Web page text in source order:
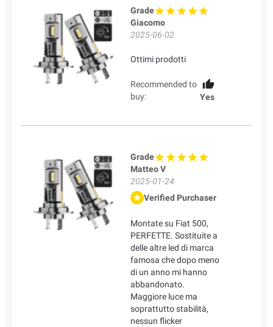
Grade
Giacomo
2025-06-02
Ottimi prodotti
Recommended to
buy:
Yes
Grade
Matteo V
2025-01-24
Verified Purchaser
Montate su Fiat 500,
PERFETTE. Sostituite a
delle altre led di marca
famosa che dopo meno
di un anno mi hanno
abbandonato.
Maggiore luce ma
soprattutto stabilità,
nessun flicker